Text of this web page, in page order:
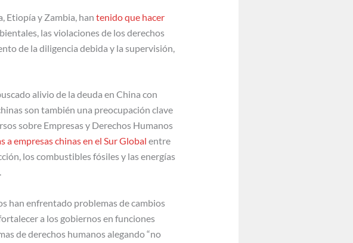
Etiopía y Zambia, han tenido que hacer
las violaciones de los derechos
de la diligencia debida y la supervisión,
alivio de la deuda en China con
son también una preocupación clave
sobre Empresas y Derechos Humanos
a empresas chinas en el Sur Global entre
los combustibles fósiles y las energías
han enfrentado problemas de cambios
a los gobiernos en funciones
de derechos humanos alegando “no